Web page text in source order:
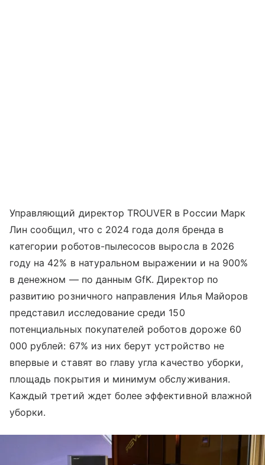
Управляющий директор TROUVER в России Марк
Лин сообщил, что с 2024 года доля бренда в
категории роботов-пылесосов выросла в 2026
году на 42% в натуральном выражении и на 900%
в денежном — по данным GfK. Директор по
развитию розничного направления Илья Майоров
представил исследование среди 150
потенциальных покупателей роботов дороже 60
000 рублей: 67% из них берут устройство не
впервые и ставят во главу угла качество уборки,
площадь покрытия и минимум обслуживания.
Каждый третий ждет более эффективной влажной
уборки.